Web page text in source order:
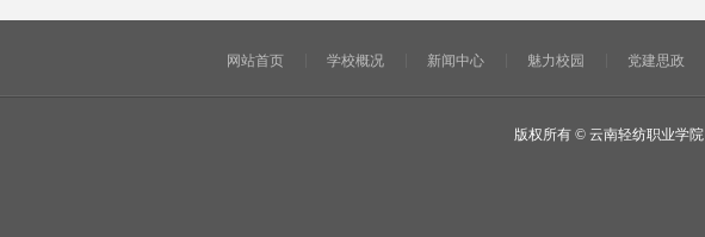
网站首页 学校概况 新闻中心 魅力校园 党建思政
版权所有 © 云南轻纺职业学院